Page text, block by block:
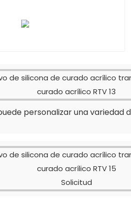
personalizar una variedad
Solicitud